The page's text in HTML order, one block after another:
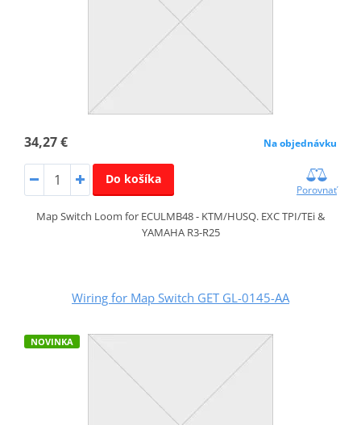
34,27 € Na objednávku
Do košíka
Porovnať
Map Switch Loom for ECULMB48 - KTM/HUSQ. EXC TPI/TEi &
YAMAHA R3-R25
Wiring for Map Switch GET GL-0145-AA
NOVINKA